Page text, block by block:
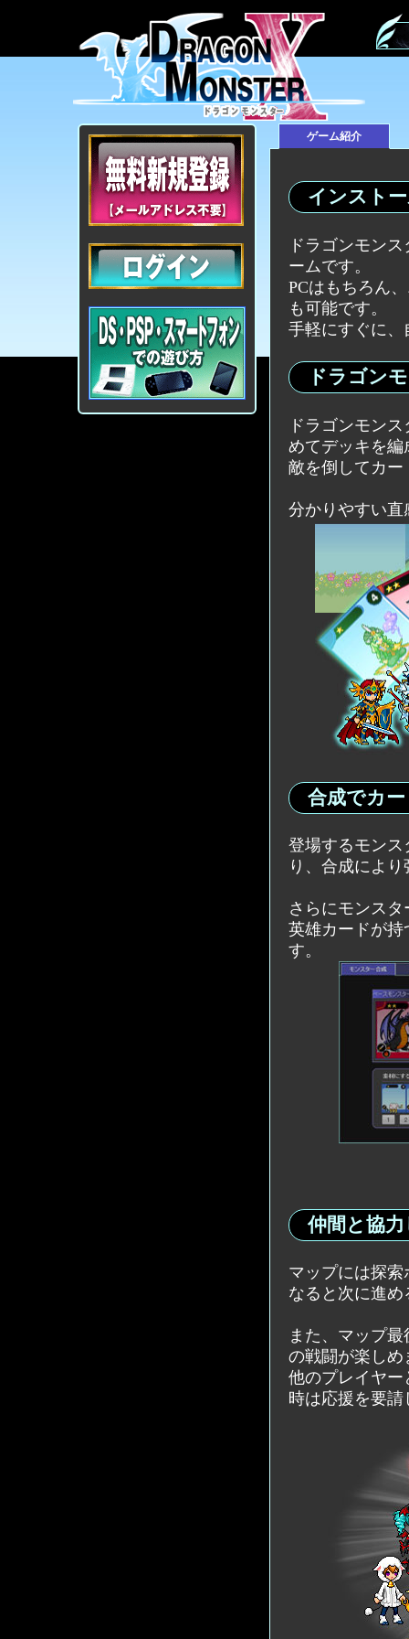
ゲーム紹介
インスト
ドラゴンモン
ームです。
PCはもちろん
も可能です。
手軽にすぐに
ドラゴン
ドラゴンモン
めてデッキを編
敵を倒してカ
分かりやすい
合成でカ
登場するモン
り、合成によ
さらにモンス
英雄カードが
す。
仲間と協
マップには探
なると次に進
また、マップ
の戦闘が楽しめ
他のプレイヤ
時は応援を要請